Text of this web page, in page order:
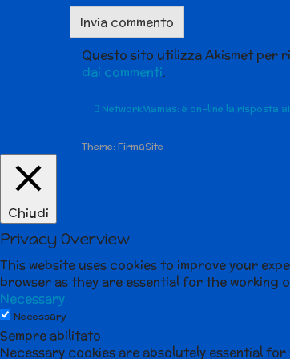
Questo sito utilizza Akismet per
dai commenti.
NetworkMamas: è on-line la risposta
Theme: FirmaSite
Chiudi
Privacy Overview
This website uses cookies to improve your
browser as they are essential for the working
Necessary
Necessary
Sempre abilitato
Necessary cookies are absolutely essential